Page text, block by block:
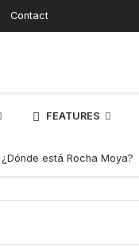
Contact
FEATURES
¿Dónde está Rocha Moya?